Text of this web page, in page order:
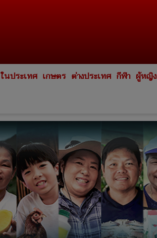
ในประเทศ เกษตร ต่างประเทศ กีฬา ผู้หญิง